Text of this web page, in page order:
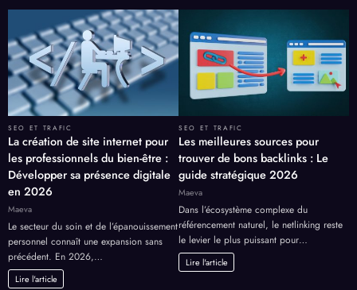
SEO ET TRAFIC
La création de site internet pour
les professionnels du bien-être :
Développer sa présence digitale
en 2026
Maeva
Le secteur du soin et de l’épanouissement
personnel connaît une expansion sans
précédent. En 2026,…
Lire l'article
SEO ET TRAFIC
Les meilleures sources pour
trouver de bons backlinks : Le
guide stratégique 2026
Maeva
Dans l’écosystème complexe du
référencement naturel, le netlinking reste
le levier le plus puissant pour…
Lire l'article